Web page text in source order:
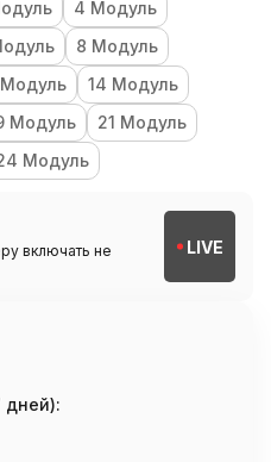
4 Модуль
8 Модуль
Модуль
14 Модуль
Модуль
21 Модуль
Модуль
включать не
LIVE
дней):